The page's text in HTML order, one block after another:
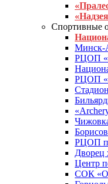
Спортивные
Минск-
РЦОП
РЦОП
РЦОП
Дворец
Центр
СОК